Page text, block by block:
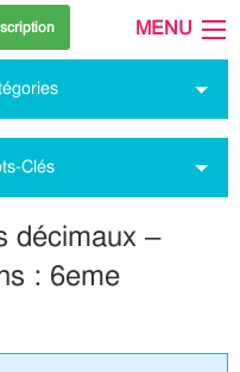
MENU
Clés
décimaux –
: 6eme